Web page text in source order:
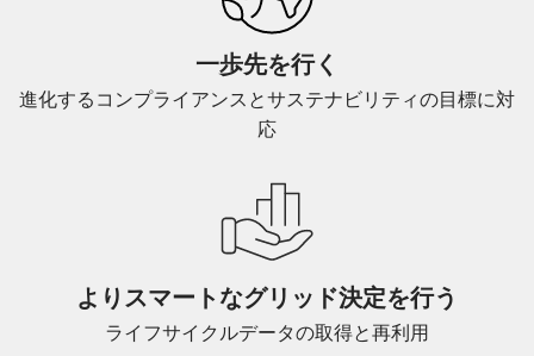
一歩先を行く
進化するコンプライアンスとサステナビリティの目標に対
応
よりスマートなグリッド決定を行う
ライフサイクルデータの取得と再利用